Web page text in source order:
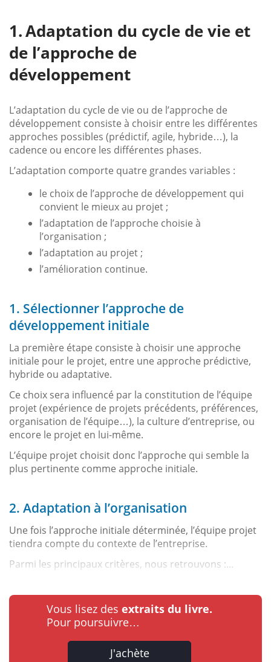
Adaptation du cycle de vie et
de l’approche de
développement
L’adaptation du cycle de vie ou de l’approche de
développement consiste à choisir entre les différentes
approches possibles (prédictif, agile, hybride…), la
cadence ou encore les différentes phases.
L’adaptation comporte quatre grandes variables :
le choix de l’approche de développement qui
convient le mieux au projet ;
l’adaptation de l’approche choisie à
l’organisation ;
l’adaptation au projet ;
l’amélioration continue.
1. Sélectionner l’approche de
développement initiale
La première étape consiste à choisir une approche
initiale pour le projet, entre une approche prédictive,
hybride ou adaptative.
Ce choix sera influencé par la constitution de l’équipe
projet (expérience de projets précédents, préférences,
organisation de l’équipe…), la culture d’entreprise, ou
encore le projet en lui-même.
L’équipe projet choisit donc l’approche qui semble la
plus pertinente comme approche initiale.
2. Adaptation à l’organisation
Une fois l’approche initiale déterminée, l’équipe projet
tiendra compte du contexte de l’entreprise.
Parmi les principaux critères, nous retrouvons :...
Vous lisez des extraits du livre.
Pour poursuivre…
J'achète